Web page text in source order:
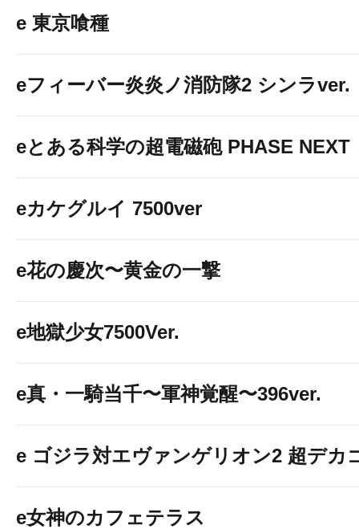
e 東京喰種
eフィーバー炎炎ノ消防隊2 シンラver.
eとある科学の超電磁砲 PHASE NEXT
eカケグルイ 7500ver
e花の慶次〜黄金の一撃
e地獄少女7500Ver.
e真・一騎当千〜軍神覚醒〜396ver.
e ゴジラ対エヴァンゲリオン2 超デカ
e女神のカフェテラス